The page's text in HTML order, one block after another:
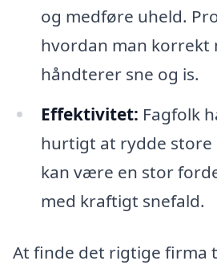
og medføre uheld.
hvordan man korrekt
håndterer sne og is.
Effektivitet: Fagfolk
hurtigt at rydde store
kan være en stor
med kraftigt snefald.
At finde det rigtige firma